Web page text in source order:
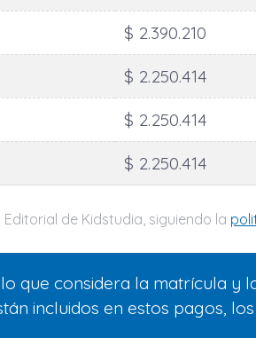
$ 2.390.210
$ 2.250.414
$ 2.250.414
$ 2.250.414
de Kidstudia, siguiendo la
que considera la matrícula y
incluidos en estos pagos,